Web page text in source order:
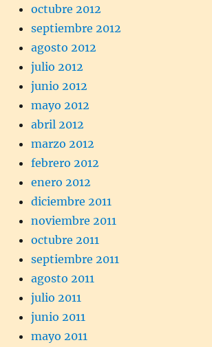
octubre 2012
septiembre 2012
agosto 2012
julio 2012
junio 2012
mayo 2012
abril 2012
marzo 2012
febrero 2012
enero 2012
diciembre 2011
noviembre 2011
octubre 2011
septiembre 2011
agosto 2011
julio 2011
junio 2011
mayo 2011